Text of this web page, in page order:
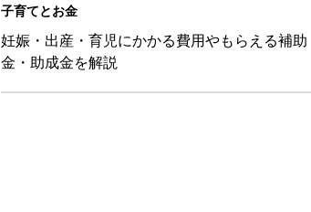
子育てとお金
妊娠・出産・育児にかかる費用やもらえる補助
金・助成金を解説